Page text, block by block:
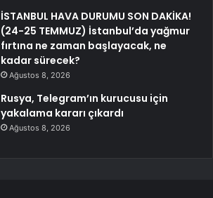
İSTANBUL HAVA DURUMU SON DAKİKA!
(24-25 TEMMUZ) İstanbul’da yağmur
fırtına ne zaman başlayacak, ne
kadar sürecek?
Ağustos 8, 2026
Rusya, Telegram’ın kurucusu için
yakalama kararı çıkardı
Ağustos 8, 2026